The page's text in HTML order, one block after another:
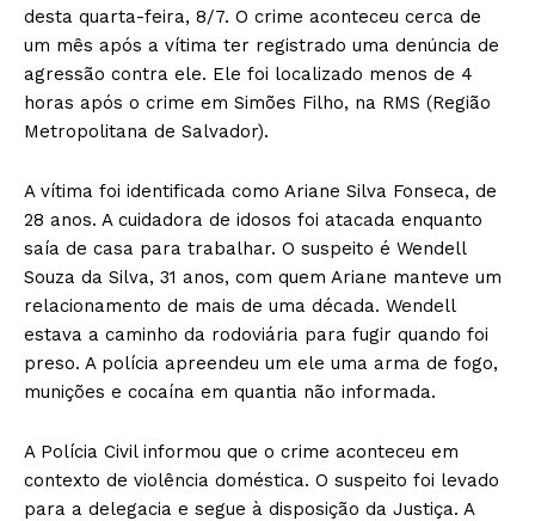
desta quarta-feira, 8/7. O crime aconteceu cerca de
um mês após a vítima ter registrado uma denúncia de
agressão contra ele. Ele foi localizado menos de 4
horas após o crime em Simões Filho, na RMS (Região
Metropolitana de Salvador).
A vítima foi identificada como Ariane Silva Fonseca, de
28 anos. A cuidadora de idosos foi atacada enquanto
saía de casa para trabalhar. O suspeito é Wendell
Souza da Silva, 31 anos, com quem Ariane manteve um
relacionamento de mais de uma década. Wendell
estava a caminho da rodoviária para fugir quando foi
preso. A polícia apreendeu um ele uma arma de fogo,
munições e cocaína em quantia não informada.
A Polícia Civil informou que o crime aconteceu em
contexto de violência doméstica. O suspeito foi levado
para a delegacia e segue à disposição da Justiça. A